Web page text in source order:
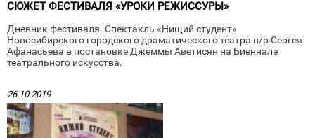
СЮЖЕТ ФЕСТИВАЛЯ «УРОКИ РЕЖИССУРЫ»
Дневник фестиваля. Спектакль «Нищий студент»
Новосибирского городского драматического театра п/р Сергея
Афанасьева в постановке Джеммы Аветисян на Биеннале
театрального искусства.
26.10.2019